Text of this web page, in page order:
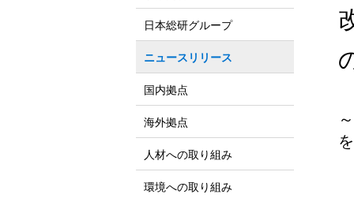
日本総研グループ
ニュースリリース
国内拠点
海外拠点
人材への取り組み
環境への取り組み